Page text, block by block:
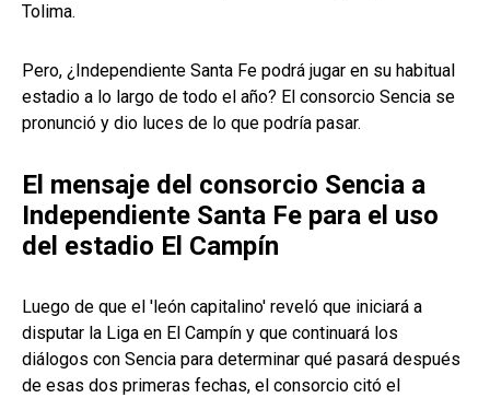
Tolima.
Pero, ¿Independiente Santa Fe podrá jugar en su habitual
estadio a lo largo de todo el año? El consorcio Sencia se
pronunció y dio luces de lo que podría pasar.
El mensaje del consorcio Sencia a
Independiente Santa Fe para el uso
del estadio El Campín
Luego de que el 'león capitalino' reveló que iniciará a
disputar la Liga en El Campín y que continuará los
diálogos con Sencia para determinar qué pasará después
de esas dos primeras fechas, el consorcio citó el